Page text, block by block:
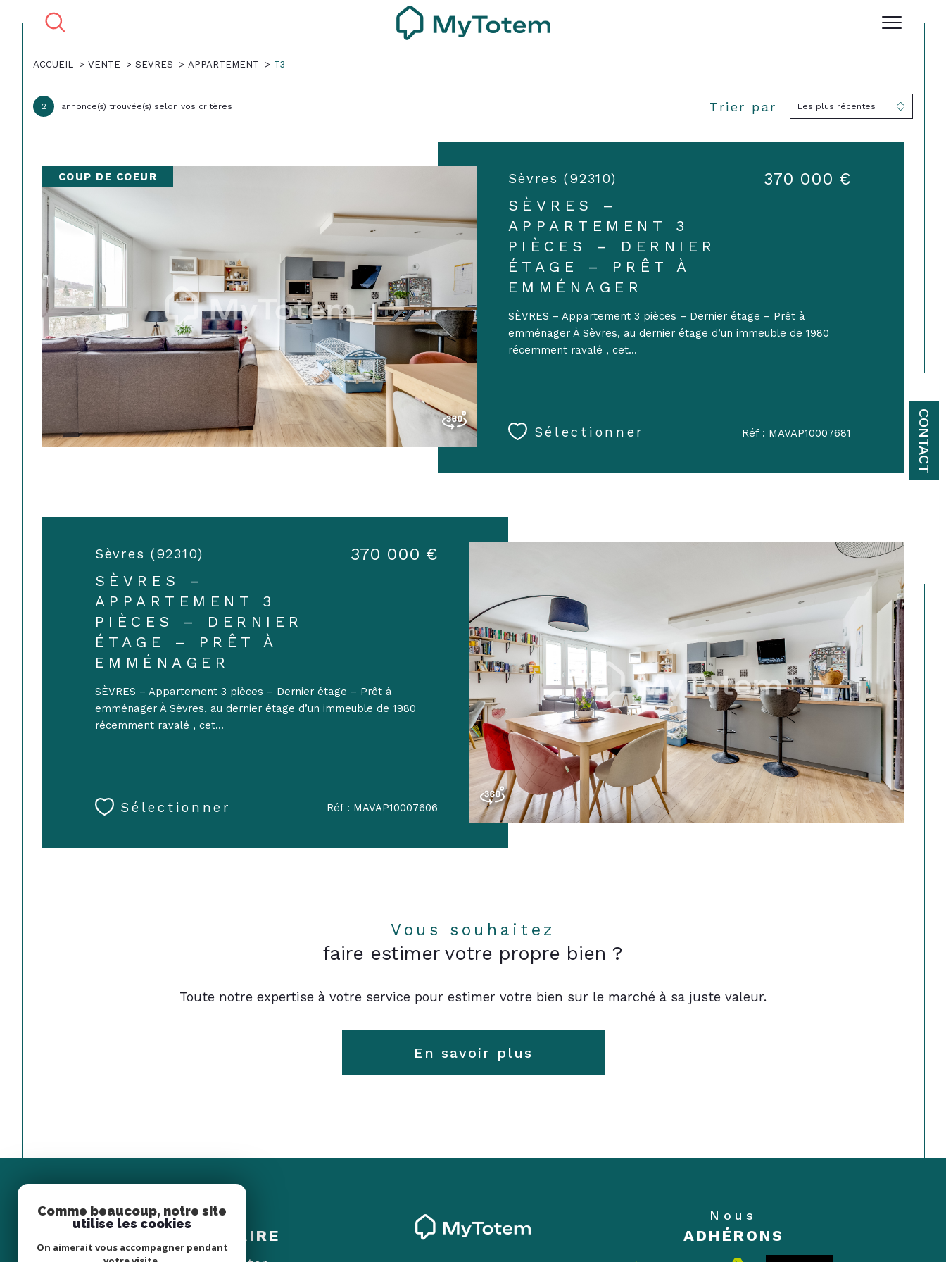
CONTACT
Voir les
Appartement 92310 - Sèvres 3 Pièces
ACCUEIL VENTE SEVRES APPARTEMENT T3
2 annonce(s) trouvée(s) selon vos critères Trier par Les plus récentes
Sèvres (92310)
SÈVRES –
APPARTEMENT 3
PIÈCES – DERNIER
ÉTAGE – PRÊT À
EMMÉNAGER
370 000 €
SÈVRES – Appartement 3 pièces – Dernier étage – Prêt à
emménager À Sèvres, au dernier étage d’un immeuble de 1980
récemment ravalé , cet...
Sélectionner Réf : MAVAP10007681
COUP DE COEUR
Sèvres (92310)
SÈVRES –
APPARTEMENT 3
PIÈCES – DERNIER
ÉTAGE – PRÊT À
EMMÉNAGER
370 000 €
SÈVRES – Appartement 3 pièces – Dernier étage – Prêt à
emménager À Sèvres, au dernier étage d’un immeuble de 1980
récemment ravalé , cet...
Sélectionner Réf : MAVAP10007606
Vous souhaitez
faire estimer votre propre bien ?
Toute notre expertise à votre service pour estimer votre bien sur le marché à sa juste valeur.
En savoir plus
Espace
PROPRIÉTAIRE
Nous
ADHÉRONS
Comme beaucoup, notre site
utilise les cookies
On aimerait vous accompagner pendant